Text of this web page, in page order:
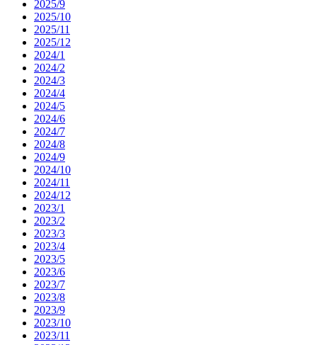
2025/9
2025/10
2025/11
2025/12
2024/1
2024/2
2024/3
2024/4
2024/5
2024/6
2024/7
2024/8
2024/9
2024/10
2024/11
2024/12
2023/1
2023/2
2023/3
2023/4
2023/5
2023/6
2023/7
2023/8
2023/9
2023/10
2023/11